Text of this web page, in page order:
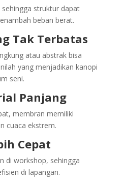
struktur dapat
beban berat.
Tak Terbatas
atau abstrak bisa
yang menjadikan kanopi
seni.
Panjang
membran memiliki
cuaca ekstrem.
Cepat
di workshop, sehingga
di lapangan.